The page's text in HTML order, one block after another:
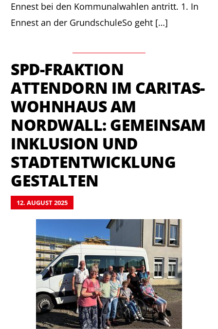
Ennest bei den Kommunalwahlen antritt. 1.⁠ ⁠In
Ennest an der GrundschuleSo geht […]
SPD-FRAKTION
ATTENDORN IM CARITAS-
WOHNHAUS AM
NORDWALL: GEMEINSAM
INKLUSION UND
STADTENTWICKLUNG
GESTALTEN
12. AUGUST 2025